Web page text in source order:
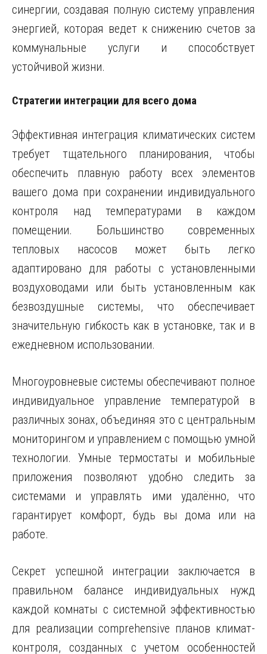
синергии, создавая полную систему управления
энергией, которая ведет к снижению счетов за
коммунальные услуги и способствует
устойчивой жизни.
Стратегии интеграции для всего дома
Эффективная интеграция климатических систем
требует тщательного планирования, чтобы
обеспечить плавную работу всех элементов
вашего дома при сохранении индивидуального
контроля над температурами в каждом
помещении. Большинство современных
тепловых насосов может быть легко
адаптировано для работы с установленными
воздуховодами или быть установленным как
безвоздушные системы, что обеспечивает
значительную гибкость как в установке, так и в
ежедневном использовании.
Многоуровневые системы обеспечивают полное
индивидуальное управление температурой в
различных зонах, объединяя это с центральным
мониторингом и управлением с помощью умной
технологии. Умные термостаты и мобильные
приложения позволяют удобно следить за
системами и управлять ими удалённо, что
гарантирует комфорт, будь вы дома или на
работе.
Секрет успешной интеграции заключается в
правильном балансе индивидуальных нужд
каждой комнаты с системной эффективностью
для реализации comprehensive планов климат-
контроля, созданных с учетом особенностей